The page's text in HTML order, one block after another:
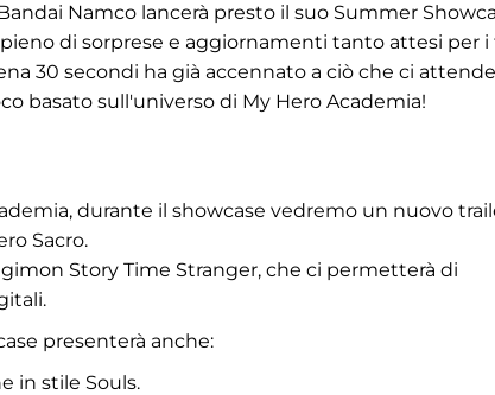
Namco lancerà presto il suo Summer
di sorprese e aggiornamenti tanto attesi per i
30 secondi ha già accennato a ciò che ci
basato sull'universo di My Hero Academia!
durante il showcase vedremo un nuovo
Sacro.
Story Time Stranger, che ci permetterà di
presenterà anche:
in stile Souls.